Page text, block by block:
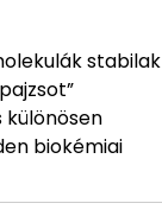
stabilak
különösen
biokémiai